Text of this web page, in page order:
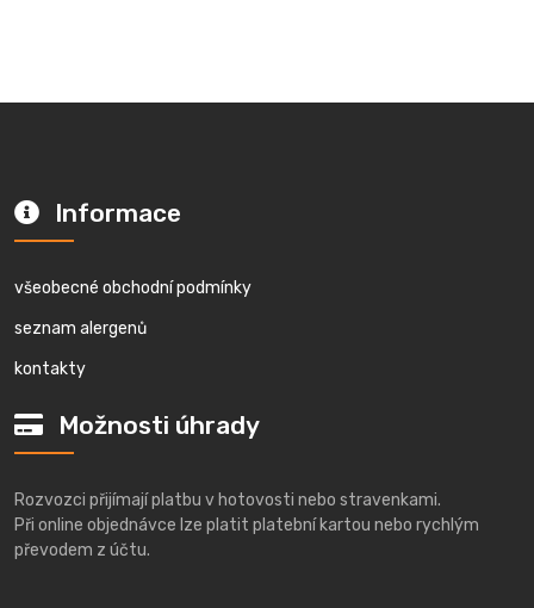
Informace
všeobecné obchodní podmínky
seznam alergenů
kontakty
Možnosti úhrady
Rozvozci přijímají platbu v hotovosti nebo stravenkami.
Při online objednávce lze platit platební kartou nebo rychlým
převodem z účtu.